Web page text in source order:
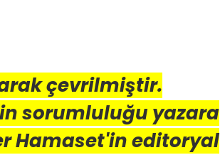
çevrilmiştir.
sorumluluğu yazara
Hamaset'in editoryal